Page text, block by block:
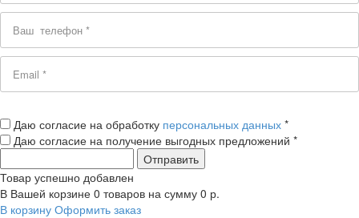
Даю согласие на обработку персональных данных *
Даю согласие на получение выгодных предложений *
Товар успешно добавлен
В Вашей корзине 0 товаров на сумму 0 р.
В корзину Оформить заказ